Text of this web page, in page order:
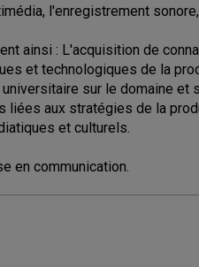
l'enregistrement
ainsi : L'acquisition de
et technologiques de la
sur le domaine et
aux stratégies de la
et culturels.
en communication.